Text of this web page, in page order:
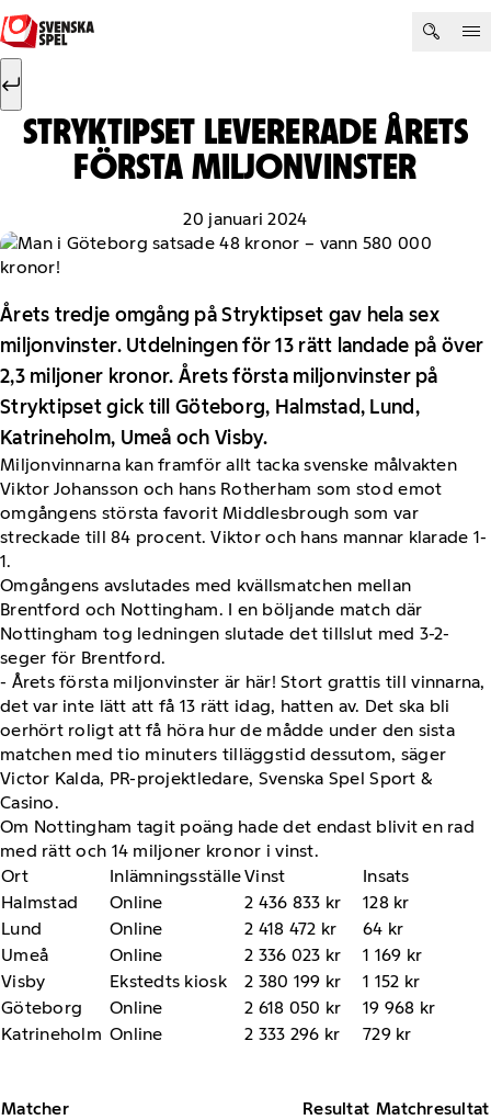
Hoppa till innehåll
Sök efter:
STRYKTIPSET LEVERERADE ÅRETS
FÖRSTA MILJONVINSTER
20 januari 2024
Årets tredje omgång på Stryktipset gav hela sex
miljonvinster. Utdelningen för 13 rätt landade på över
2,3 miljoner kronor. Årets första miljonvinster på
Stryktipset gick till Göteborg, Halmstad, Lund,
Katrineholm, Umeå och Visby.
Miljonvinnarna kan framför allt tacka svenske målvakten
Viktor Johansson och hans Rotherham som stod emot
omgångens största favorit Middlesbrough som var
streckade till 84 procent. Viktor och hans mannar klarade 1-
1.
Omgångens avslutades med kvällsmatchen mellan
Brentford och Nottingham. I en böljande match där
Nottingham tog ledningen slutade det tillslut med 3-2-
seger för Brentford.
- Årets första miljonvinster är här! Stort grattis till vinnarna,
det var inte lätt att få 13 rätt idag, hatten av. Det ska bli
oerhört roligt att få höra hur de mådde under den sista
matchen med tio minuters tilläggstid dessutom, säger
Victor Kalda, PR-projektledare, Svenska Spel Sport &
Casino.
Om Nottingham tagit poäng hade det endast blivit en rad
med rätt och 14 miljoner kronor i vinst.
Ort
InlämningsställeVinst
Insats
Halmstad
Online 2 436 833 kr
128 kr
Lund
Online 2 418 472 kr
64 kr
Umeå
Online 2 336 023 kr
1 169 kr
Visby
Ekstedts kiosk 2 380 199 kr
1 152 kr
Göteborg
Online 2 618 050 kr
19 968 kr
Katrineholm Online 2 333 296 kr 729 kr
Matcher Resultat Matchresultat